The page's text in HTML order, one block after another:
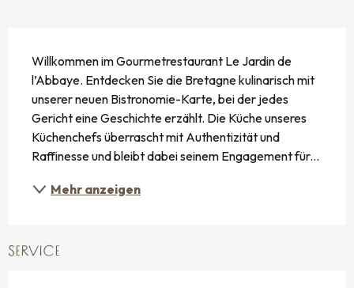
Willkommen im Gourmetrestaurant Le Jardin de
l’Abbaye. Entdecken Sie die Bretagne kulinarisch mit
unserer neuen Bistronomie-Karte, bei der jedes
Gericht eine Geschichte erzählt. Die Küche unseres
Küchenchefs überrascht mit Authentizität und
Raffinesse und bleibt dabei seinem Engagement für...
Mehr anzeigen
SERVICE